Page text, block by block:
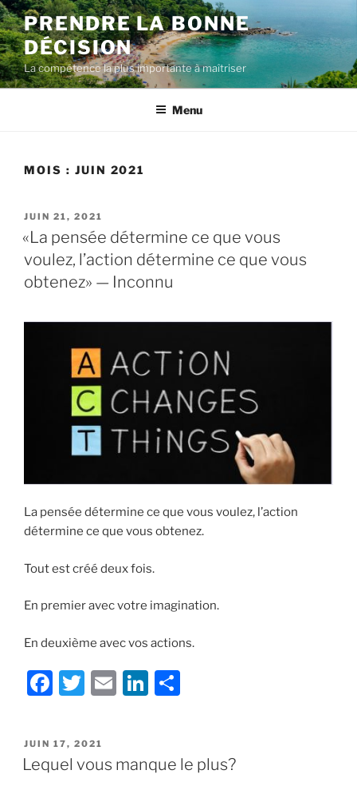
Aller
au
contenu
PRENDRE LA BONNE
DÉCISION
La compétence la plus importante à maîtriser
Menu
MOIS : JUIN 2021
PUBLIÉ
LE
JUIN 21, 2021
«La pensée détermine ce que vous
voulez, l’action détermine ce que vous
obtenez» — Inconnu
La pensée détermine ce que vous voulez, l’action
détermine ce que vous obtenez.
Tout est créé deux fois.
En premier avec votre imagination.
En deuxième avec vos actions.
F
c
e
T
itt
er
E
l
Li
e
e
PUBLIÉ
LE
JUIN 17, 2021
Lequel vous manque le plus?